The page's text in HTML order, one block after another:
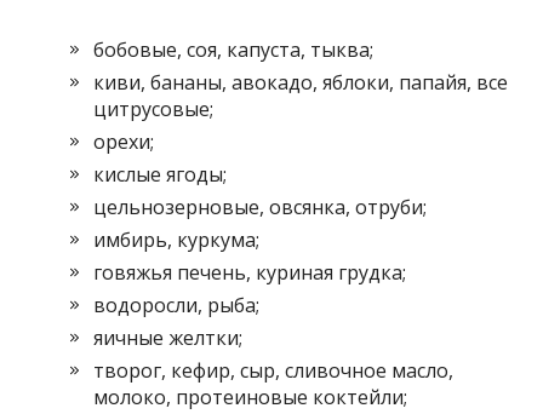
бобовые, соя, капуста, тыква;
киви, бананы, авокадо, яблоки, папайя, все
цитрусовые;
орехи;
кислые ягоды;
цельнозерновые, овсянка, отруби;
имбирь, куркума;
говяжья печень, куриная грудка;
водоросли, рыба;
яичные желтки;
творог, кефир, сыр, сливочное масло,
молоко, протеиновые коктейли;